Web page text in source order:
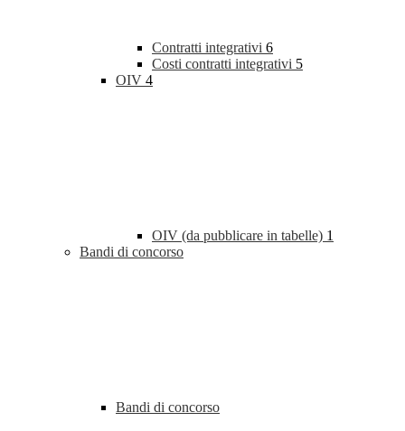
Contratti integrativi 6
Costi contratti integrativi 5
OIV 4
OIV (da pubblicare in tabelle) 1
Bandi di concorso
Bandi di concorso